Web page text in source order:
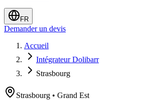
FR
Demander un devis
Accueil
Intégrateur Dolibarr
Strasbourg
Strasbourg • Grand Est